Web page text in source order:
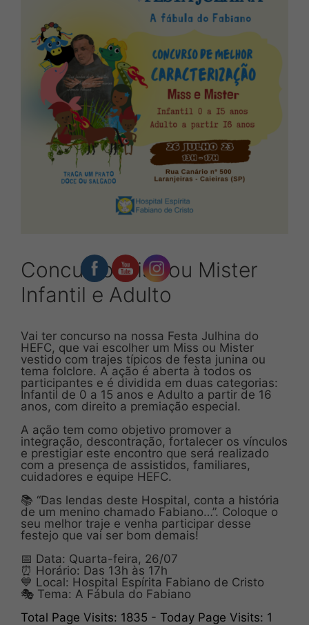
Concurso Miss ou Mister
Infantil e Adulto
Vai ter concurso na nossa Festa Julhina do
HEFC, que vai escolher um Miss ou Mister
vestido com trajes típicos de festa junina ou
tema folclore. A ação é aberta à todos os
participantes e é dividida em duas categorias:
Infantil de 0 a 15 anos e Adulto a partir de 16
anos, com direito a premiação especial.
A ação tem como objetivo promover a
integração, descontração, fortalecer os vínculos
e prestigiar este encontro que será realizado
com a presença de assistidos, familiares,
cuidadores e equipe HEFC.
📚 “Das lendas deste Hospital, conta a história
de um menino chamado Fabiano…”. Coloque o
seu melhor traje e venha participar desse
festejo que vai ser bom demais!
📅 Data: Quarta-feira, 26/07
⏰ Horário: Das 13h às 17h
💙 Local: Hospital Espírita Fabiano de Cristo
🎭 Tema: A Fábula do Fabiano
Total Page Visits: 1835 - Today Page Visits: 1